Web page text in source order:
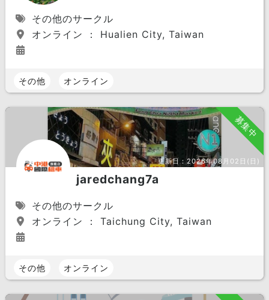
その他のサークル
オンライン ： Hualien City, Taiwan
その他 オンライン
募集中
更新日：2026年08月02日(日)
jaredchang7a
その他のサークル
オンライン ： Taichung City, Taiwan
その他 オンライン